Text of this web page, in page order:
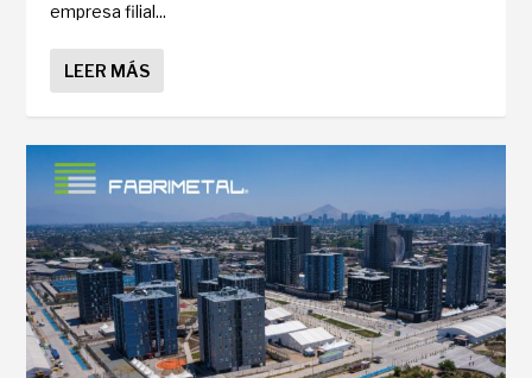
empresa filial...
LEER MÁS